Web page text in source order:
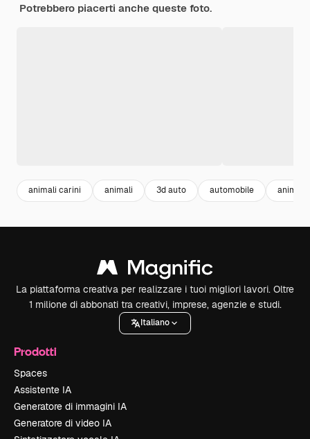
Potrebbero piacerti anche queste foto.
animali carini animali 3d auto automobile animali
La piattaforma creativa per realizzare i tuoi migliori lavori. Oltre
1 milione di abbonati tra creativi, imprese, agenzie e studi.
Italiano
Prodotti
Spaces
Assistente IA
Generatore di immagini IA
Generatore di video IA